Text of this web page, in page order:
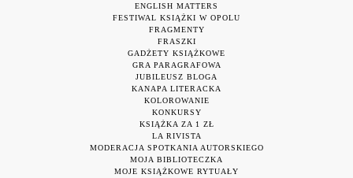
ENGLISH MATTERS
FESTIWAL KSIĄŻKI W OPOLU
FRAGMENTY
FRASZKI
GADŻETY KSIĄŻKOWE
GRA PARAGRAFOWA
JUBILEUSZ BLOGA
KANAPA LITERACKA
KOLOROWANIE
KONKURSY
KSIĄŻKA ZA 1 ZŁ
LA RIVISTA
MODERACJA SPOTKANIA AUTORSKIEGO
MOJA BIBLIOTECZKA
MOJE KSIĄŻKOWE RYTUAŁY